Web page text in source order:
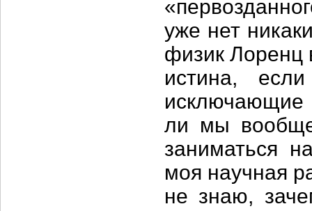
уже нет
физик Лоренц
истина,
исключающие
ли мы
заниматься
моя научная
не знаю,